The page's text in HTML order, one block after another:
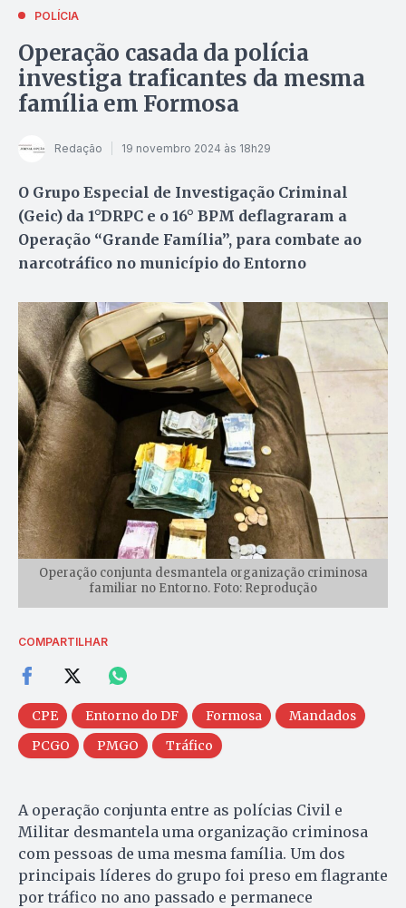
POLÍCIA
Operação casada da polícia
investiga traficantes da mesma
família em Formosa
Redação 19 novembro 2024 às 18h29
O Grupo Especial de Investigação Criminal
(Geic) da 1°DRPC e o 16° BPM deflagraram a
Operação “Grande Família”, para combate ao
narcotráfico no município do Entorno
Operação conjunta desmantela organização criminosa
familiar no Entorno. Foto: Reprodução
COMPARTILHAR
CPE Entorno do DF Formosa
Mandados
PCGO
PMGO Tráfico
A operação conjunta entre as polícias Civil e
Militar desmantela uma organização criminosa
com pessoas de uma mesma família. Um dos
principais líderes do grupo foi preso em flagrante
por tráfico no ano passado e permanece